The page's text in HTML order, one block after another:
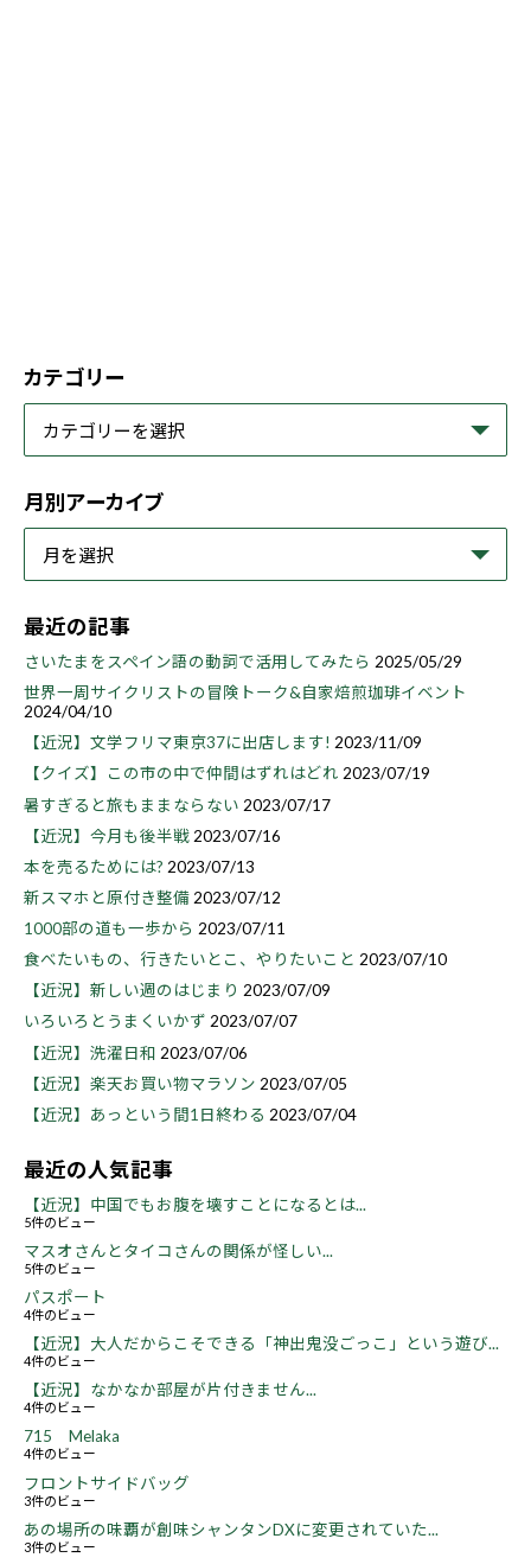
カテゴリー
月別アーカイブ
最近の記事
さいたまをスペイン語の動詞で活用してみたら 2025/05/29
世界一周サイクリストの冒険トーク&自家焙煎珈琲イベント
2024/04/10
【近況】文学フリマ東京37に出店します! 2023/11/09
【クイズ】この市の中で仲間はずれはどれ 2023/07/19
暑すぎると旅もままならない 2023/07/17
【近況】今月も後半戦 2023/07/16
本を売るためには? 2023/07/13
新スマホと原付き整備 2023/07/12
1000部の道も一歩から 2023/07/11
食べたいもの、行きたいとこ、やりたいこと 2023/07/10
【近況】新しい週のはじまり 2023/07/09
いろいろとうまくいかず 2023/07/07
【近況】洗濯日和 2023/07/06
【近況】楽天お買い物マラソン 2023/07/05
【近況】あっという間1日終わる 2023/07/04
最近の人気記事
【近況】中国でもお腹を壊すことになるとは...
5件のビュー
マスオさんとタイコさんの関係が怪しい...
5件のビュー
パスポート
4件のビュー
【近況】大人だからこそできる「神出鬼没ごっこ」という遊び...
4件のビュー
【近況】なかなか部屋が片付きません...
4件のビュー
715 Melaka
4件のビュー
フロントサイドバッグ
3件のビュー
あの場所の味覇が創味シャンタンDXに変更されていた...
3件のビュー